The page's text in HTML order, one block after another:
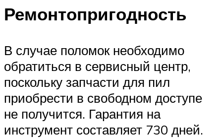
Ремонтопригодность
В случае поломок необходимо
обратиться в сервисный центр,
поскольку запчасти для пил
приобрести в свободном доступе
не получится. Гарантия на
инструмент составляет 730 дней.